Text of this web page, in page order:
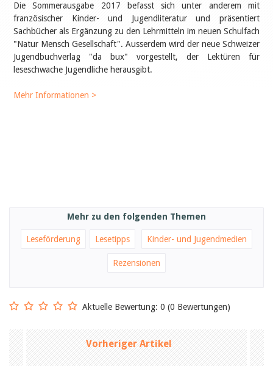
Kinder- und Jugendmedien
Bibliothek und Schule
Bibliotheksförderung
Zielpublikum Kinder und
Jugendliche
Einmalige Beiträge
Bibliotheksangebote
Kantonale
Javier Lopez
Manuela Nyffeler-Lanker
Archiv
Juli 2026
Juni 2026
Die Sommerausgabe 2017 befasst sich unter anderem mit
französischer Kinder- und Jugendliteratur und präsentiert
Sachbücher als Ergänzung zu den Lehrmitteln im neuen Schulfach
"Natur Mensch Gesellschaft". Ausserdem wird der neue Schweizer
Jugendbuchverlag "da bux" vorgestellt, der Lektüren für
leseschwache Jugendliche herausgibt.
Mehr Informationen >
Mehr zu den folgenden Themen
Leseförderung Lesetipps Kinder- und Jugendmedien
Rezensionen
Aktuelle Bewertung: 0 (0 Bewertungen)
Vorheriger Artikel